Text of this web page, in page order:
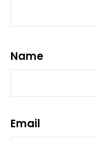
Name
Email